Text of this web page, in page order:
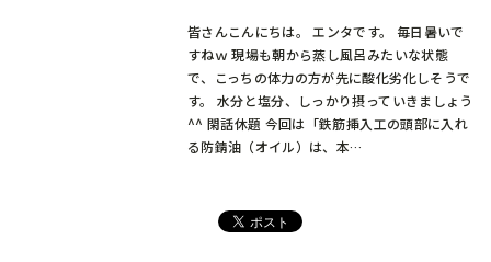
皆さんこんにちは。 エンタです。 毎日暑いで
すねｗ 現場も朝から蒸し風呂みたいな状態
で、こっちの体力の方が先に酸化劣化しそうで
す。 水分と塩分、しっかり摂っていきましょう
^^ 閑話休題 今回は「鉄筋挿入工の頭部に入れ
る防錆油（オイル）は、本…